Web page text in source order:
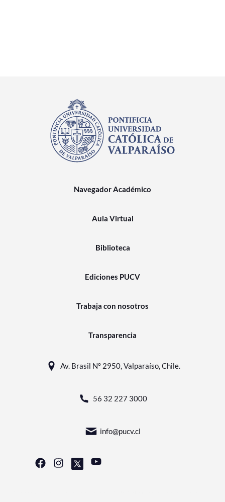
Navegador Académico
Aula Virtual
Biblioteca
Ediciones PUCV
Trabaja con nosotros
Transparencia
Av. Brasil N° 2950, Valparaíso, Chile.
56 32 227 3000
info@pucv.cl